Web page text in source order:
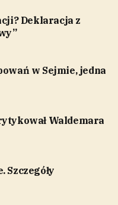
Deklaracja z
w Sejmie, jedna
Waldemara